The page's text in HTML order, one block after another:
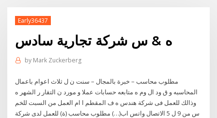
Early36437
ه & س شركة تجارية سادس
by Mark Zuckerberg
مطلوب محاسب – خبرة بالمجال – سنت ن ل ثلاث اعوام باعمال
المحاسبه و ق ود ال وم ه متابعه حسابات عملا و مورد ن التقار ر الشهر ه
وذالك للعمل فى شركة هندس ه ف المقطم ا ام العمل من السبت للخم
س من 9 ل 5 الاتصال واتس اب(…) مطلوب محاسب (ة) للعمل لدى شركة